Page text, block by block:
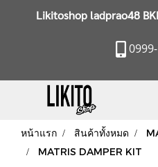
Likitoshop ladprao48
หน้าแรก สินค้าทั้งหมด
MATRIS DAMPER KIT